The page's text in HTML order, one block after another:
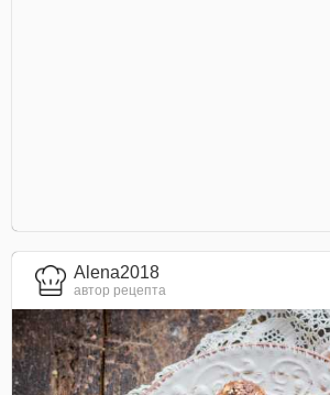
Alena2018
автор рецепта